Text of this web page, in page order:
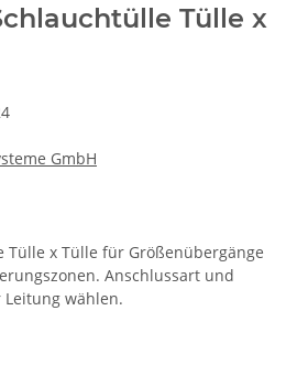
Tülle x
GmbH
Tülle x Tülle für Größenübergänge
Anschlussart und
wählen.